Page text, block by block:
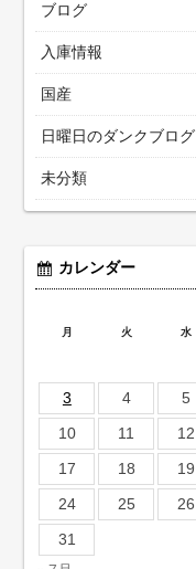
ブログ
入庫情報
国産
日曜日のダンクブログ
未分類
カレンダー
月 火 水
3
4 5
10
11 12
17
18 19
24
25 26
31